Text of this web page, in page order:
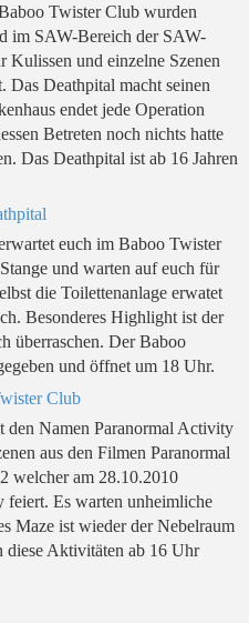
Twister Club wurden
im SAW-Bereich der SAW-
Kulissen und einzelne Szenen
Das Deathpital macht seinen
endet jede Operation
Betreten noch nichts hatte
Das Deathpital ist ab 16 Jahren
euch im Baboo Twister
und warten auf euch für
die Toilettenanlage erwatet
Besonderes Highlight ist der
überraschen. Der Baboo
und öffnet um 18 Uhr.
den Namen Paranormal Activity
aus den Filmen Paranormal
welcher am 28.10.2010
feiert. Es warten unheimliche
Maze ist wieder der Nebelraum
diese Aktivitäten ab 16 Uhr